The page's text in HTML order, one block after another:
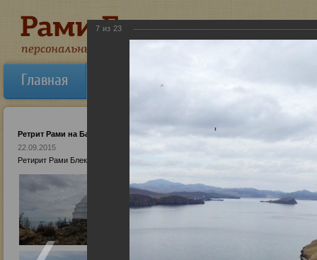
Главная Об авторе Новости
Ретрит Рами на Байкале
22.09.2015
Ретирит Рами Блекта на Байкале: бизнес-курс, сентябрь 2015. Аудио-записи
7 из 23